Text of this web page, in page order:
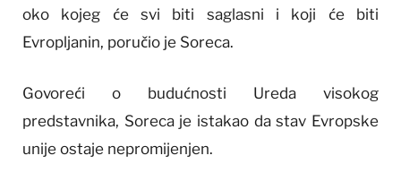
oko kojeg će svi biti saglasni i koji će biti
Evropljanin, poručio je Soreca.
Govoreći o budućnosti Ureda visokog
predstavnika, Soreca je istakao da stav Evropske
unije ostaje nepromijenjen.